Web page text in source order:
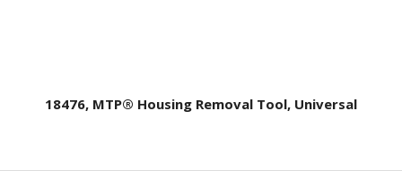
18476, MTP® Housing Removal Tool, Universal